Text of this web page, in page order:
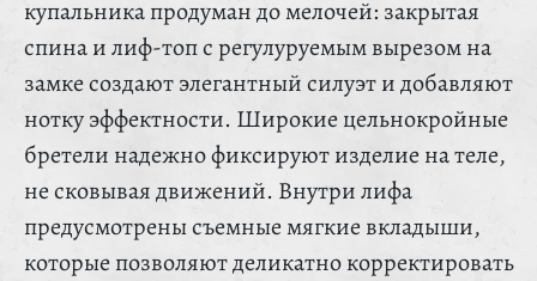
купальника продуман до мелочей: закрытая
спина и лиф-топ с регулуруемым вырезом на
замке создают элегантный силуэт и добавляют
нотку эффектности. Широкие цельнокройные
бретели надежно фиксируют изделие на теле,
не сковывая движений. Внутри лифа
предусмотрены съемные мягкие вкладыши,
которые позволяют деликатно корректировать